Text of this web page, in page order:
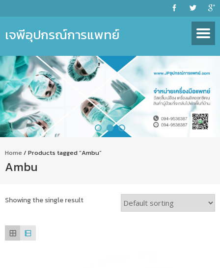
เจพีอุปกรณ์การแพทย์
Home / Products tagged “Ambu”
Ambu
Showing the single result